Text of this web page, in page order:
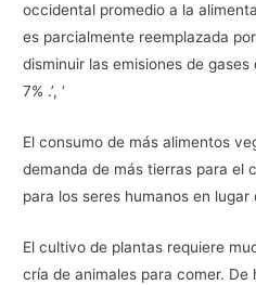
occidental promedio a la
es parcialmente reemplazada
disminuir las emisiones de
7% .’, ‘
El consumo de más alimentos
demanda de más tierras para el
para los seres humanos en
El cultivo de plantas requiere
cría de animales para comer.